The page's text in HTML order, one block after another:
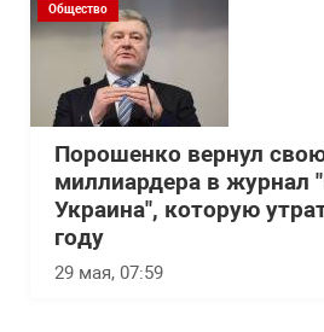
Общество
Порошенко вернул
миллиардера в журнал
Украина", которую
году
29 мая, 07:59